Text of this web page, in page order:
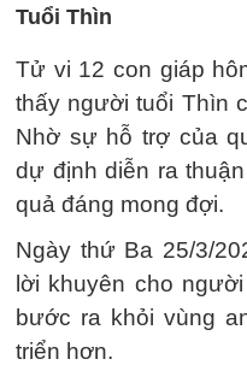
Tuổi Thìn
Tử vi 12 con giáp
thấy người tuổi Thìn
Nhờ sự hỗ trợ của
dự định diễn ra
quả đáng mong đợi.
Ngày thứ Ba 25/3/
lời khuyên cho
bước ra khỏi vùng
triển hơn.